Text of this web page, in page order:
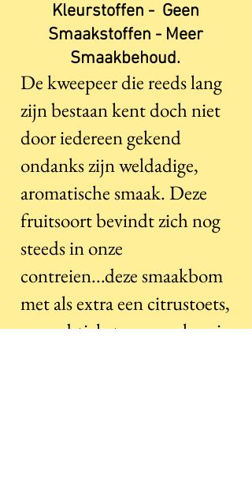
Kleurstoffen - Geen
Smaakstoffen - Meer
Smaakbehoud.
De kweepeer die reeds lang
zijn bestaan kent doch niet
door iedereen gekend
ondanks zijn weldadige,
aromatische smaak. Deze
fruitsoort bevindt zich nog
steeds in onze
contreien...deze smaakbom
met als extra een citrustoets,
een subtiele toon van hop in